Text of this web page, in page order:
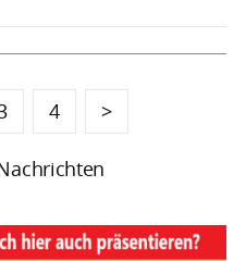
4 >